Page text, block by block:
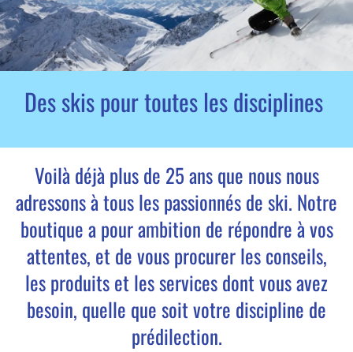
Des skis pour toutes les disciplines
Voilà déjà plus de 25 ans que nous nous
adressons à tous les passionnés de ski. Notre
boutique a pour ambition de répondre à vos
attentes, et de vous procurer les conseils,
les produits et les services dont vous avez
besoin, quelle que soit votre discipline de
prédilection.